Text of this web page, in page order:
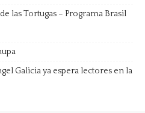
las Tortugas – Programa Brasil
Galicia ya espera lectores en la